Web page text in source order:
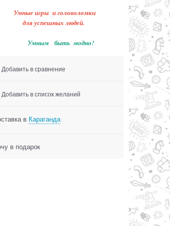
Умные игры и головоломки
для успешных людей.
Умным быть модно!
Добавить в сравнение
Добавить в список желаний
в Караганда
в подарок